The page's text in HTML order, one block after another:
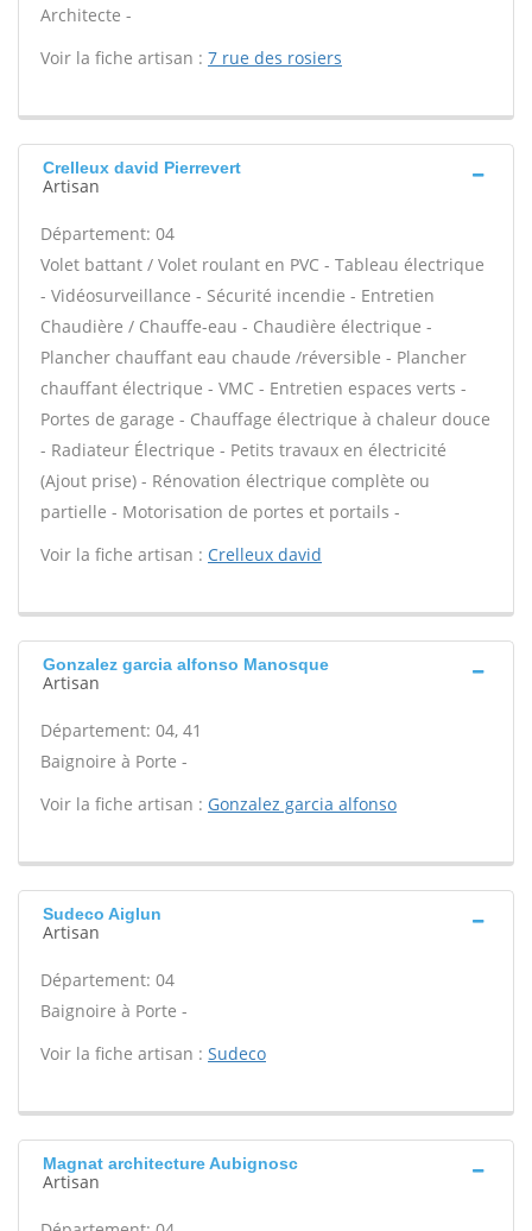
Architecte -
Voir la fiche artisan : 7 rue des rosiers
Crelleux david Pierrevert
Artisan
Département: 04
Volet battant / Volet roulant en PVC - Tableau électrique
- Vidéosurveillance - Sécurité incendie - Entretien
Chaudière / Chauffe-eau - Chaudière électrique -
Plancher chauffant eau chaude /réversible - Plancher
chauffant électrique - VMC - Entretien espaces verts -
Portes de garage - Chauffage électrique à chaleur douce
- Radiateur Électrique - Petits travaux en électricité
(Ajout prise) - Rénovation électrique complète ou
partielle - Motorisation de portes et portails -
Voir la fiche artisan : Crelleux david
Gonzalez garcia alfonso Manosque
Artisan
Département: 04, 41
Baignoire à Porte -
Voir la fiche artisan : Gonzalez garcia alfonso
Sudeco Aiglun
Artisan
Département: 04
Baignoire à Porte -
Voir la fiche artisan : Sudeco
Magnat architecture Aubignosc
Artisan